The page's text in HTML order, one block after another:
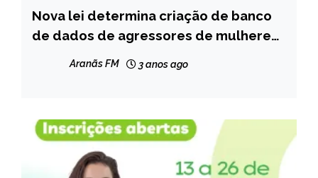
MINAS
GERAIS
NOTÍCIAS
Nova lei determina criação de banco
de dados de agressores de mulheres
Aranãs FM 3 anos ago